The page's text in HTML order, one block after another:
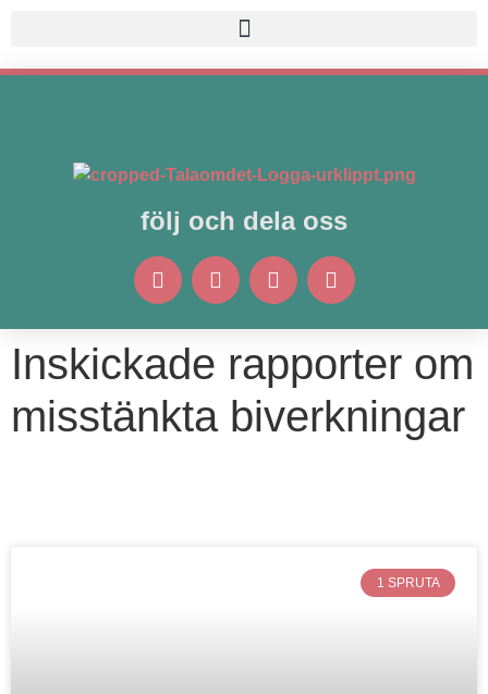
följ och dela oss
Inskickade rapporter om
misstänkta biverkningar​
1 SPRUTA